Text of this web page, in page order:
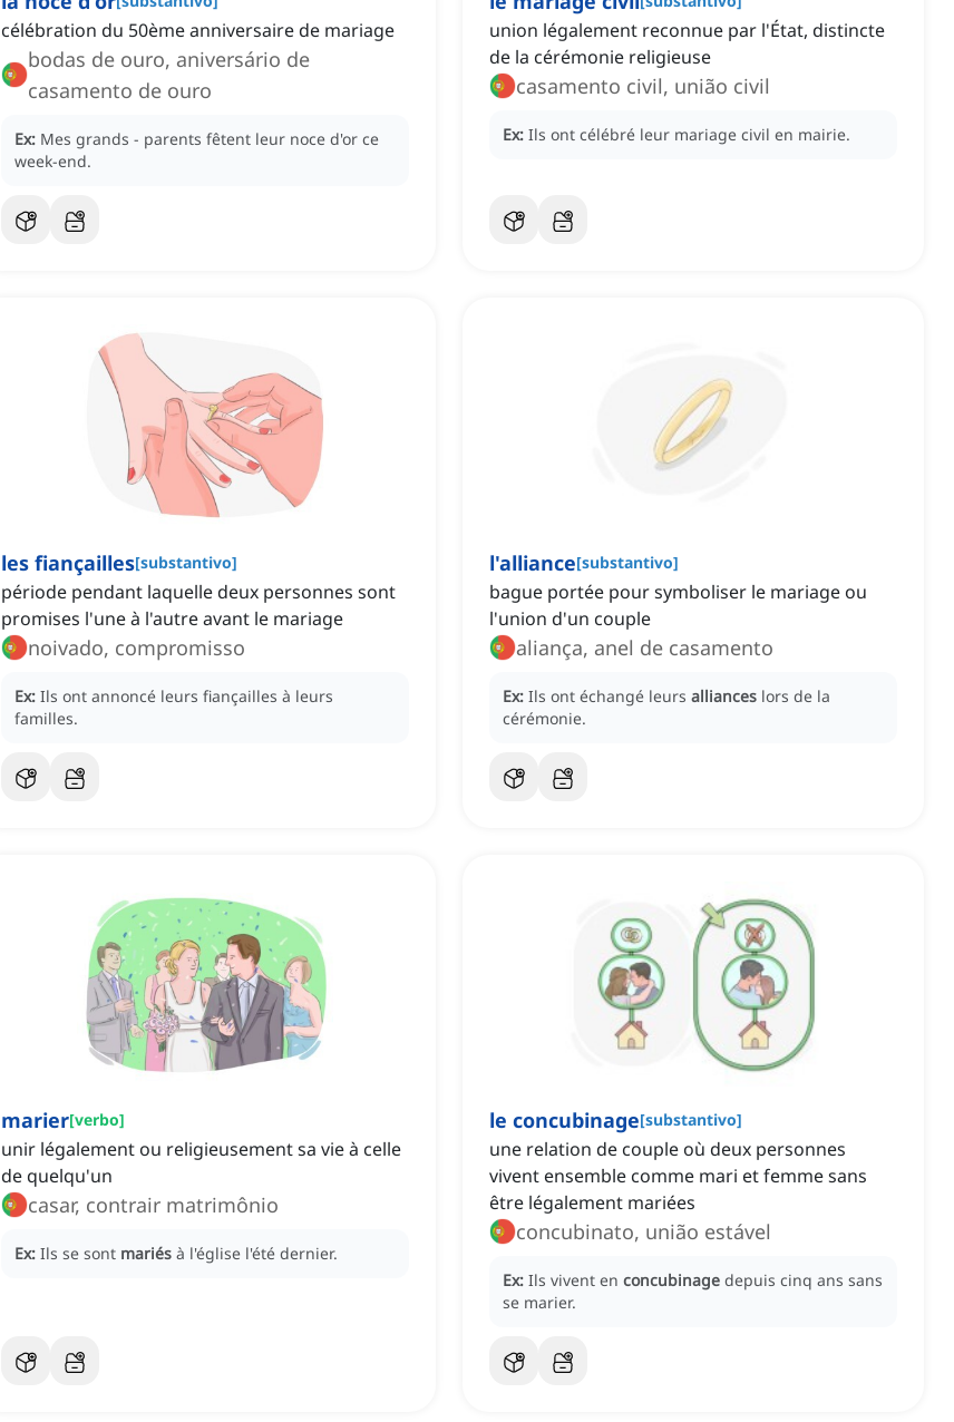
célébration du 50ème anniversaire de mariage
bodas de ouro, aniversário de
casamento de ouro
Ex: Mes grands - parents fêtent leur noce d'or ce
week-end.
union légalement reconnue par l'État, distincte
de la cérémonie religieuse
casamento civil, união civil
Ex: Ils ont célébré leur mariage civil en mairie.
les fiançailles[substantivo]
période pendant laquelle deux personnes sont
promises l'une à l'autre avant le mariage
noivado, compromisso
Ex: Ils ont annoncé leurs fiançailles à leurs
familles.
l'alliance[substantivo]
bague portée pour symboliser le mariage ou
l'union d'un couple
aliança, anel de casamento
Ex: Ils ont échangé leurs alliances lors de la
cérémonie.
marier[verbo]
unir légalement ou religieusement sa vie à celle
de quelqu'un
casar, contrair matrimônio
Ex: Ils se sont mariés à l'église l'été dernier.
le concubinage[substantivo]
une relation de couple où deux personnes
vivent ensemble comme mari et femme sans
être légalement mariées
concubinato, união estável
Ex: Ils vivent en concubinage depuis cinq ans sans
se marier.